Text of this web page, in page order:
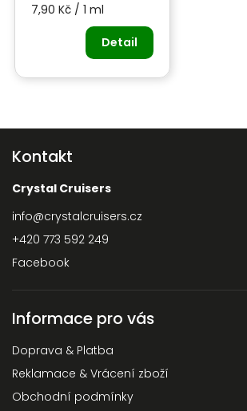
7,90 Kč / 1 ml
Detail
Kontakt
Crystal Cruisers
info@crystalcruisers.cz
+420 773 592 249
Facebook
Informace pro vás
Doprava & Platba
Reklamace & Vrácení zboží
Obchodní podmínky